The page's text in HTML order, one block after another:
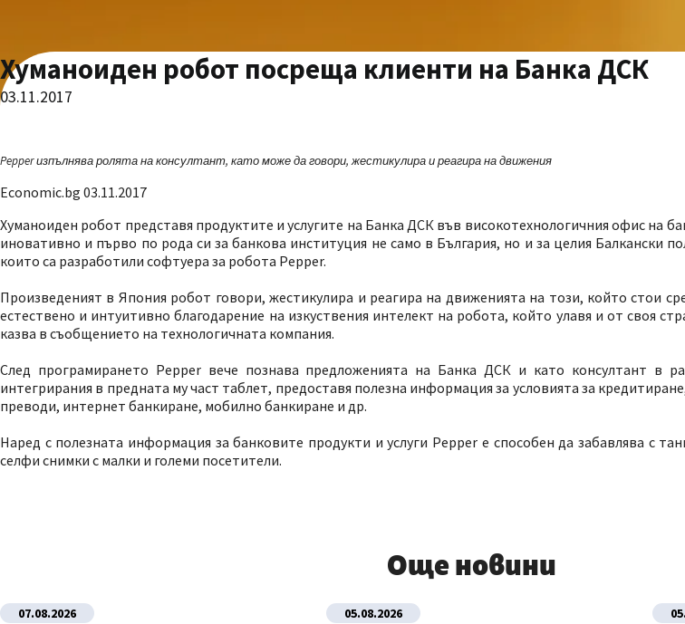
Хуманоиден робот посреща клиенти на Банка ДСК
03.11.2017
Pepper изпълнява ролята на консултант, като може да говори, жестикулира и реагира на движения
Economic.bg 03.11.2017
Хуманоиден робот представя продуктите и услугите на Банка ДСК във високотехнологичния офис на
иновативно и първо по рода си за банкова институция не само в България, но и за целия Балкански
които са разработили софтуера за робота Pepper.
Произведеният в Япония робот говори, жестикулира и реагира на движенията на този, който стои
естествено и интуитивно благодарение на изкуствения интелект на робота, който улавя и от своя
казва в съобщението на технологичната компания.
След програмирането Pepper вече познава предложенията на Банка ДСК и като консултант в
интегрирания в предната му част таблет, предоставя полезна информация за условията за
преводи, интернет банкиране, мобилно банкиране и др.
Наред с полезната информация за банковите продукти и услуги Pepper е способен да забавлява с
селфи снимки с малки и големи посетители.
Още новини
07.08.2026 05.08.2026